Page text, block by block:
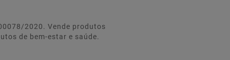
2020. Vende produtos
de bem-estar e saúde.